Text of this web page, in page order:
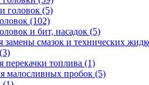
головок (5)
(102)
и бит, насадок (5)
замены смазок и технических
перекачки топлива (1)
малосливных пробок (5)